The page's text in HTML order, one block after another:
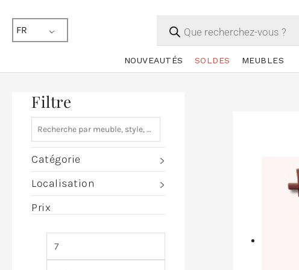
FR
produits
NOUVEAUTÉS SOLDES MEUBLES
Filtre
Catégorie
Localisation
Prix